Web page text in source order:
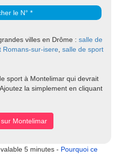
le N° *
villes en Drôme : salle de
Romans-sur-isere salle de sport
sport à Montelimar qui devrait
la simplement en cliquant
Montelimar
5 minutes - Pourquoi ce